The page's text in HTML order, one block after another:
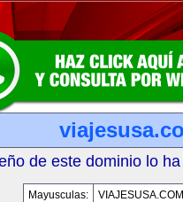
de este dominio lo
Mayusculas:
VIAJESUSA.COM